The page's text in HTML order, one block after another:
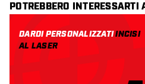
POTREBBERO
DARDI PERSONALIZZATIINCISI
AL LASER